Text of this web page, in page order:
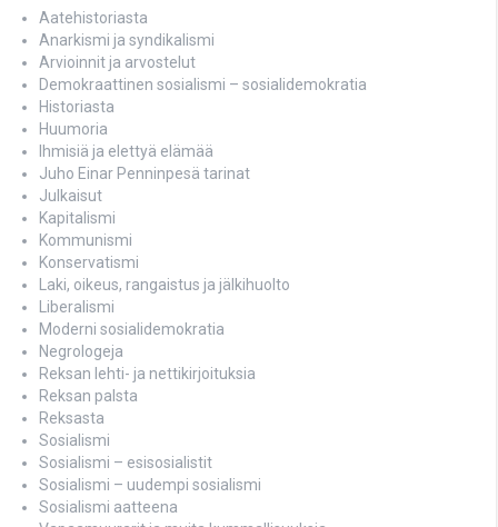
Aatehistoriasta
Anarkismi ja syndikalismi
Arvioinnit ja arvostelut
Demokraattinen sosialismi – sosialidemokratia
Historiasta
Huumoria
Ihmisiä ja elettyä elämää
Juho Einar Penninpesä tarinat
Julkaisut
Kapitalismi
Kommunismi
Konservatismi
Laki, oikeus, rangaistus ja jälkihuolto
Liberalismi
Moderni sosialidemokratia
Negrologeja
Reksan lehti- ja nettikirjoituksia
Reksan palsta
Reksasta
Sosialismi
Sosialismi – esisosialistit
Sosialismi – uudempi sosialismi
Sosialismi aatteena